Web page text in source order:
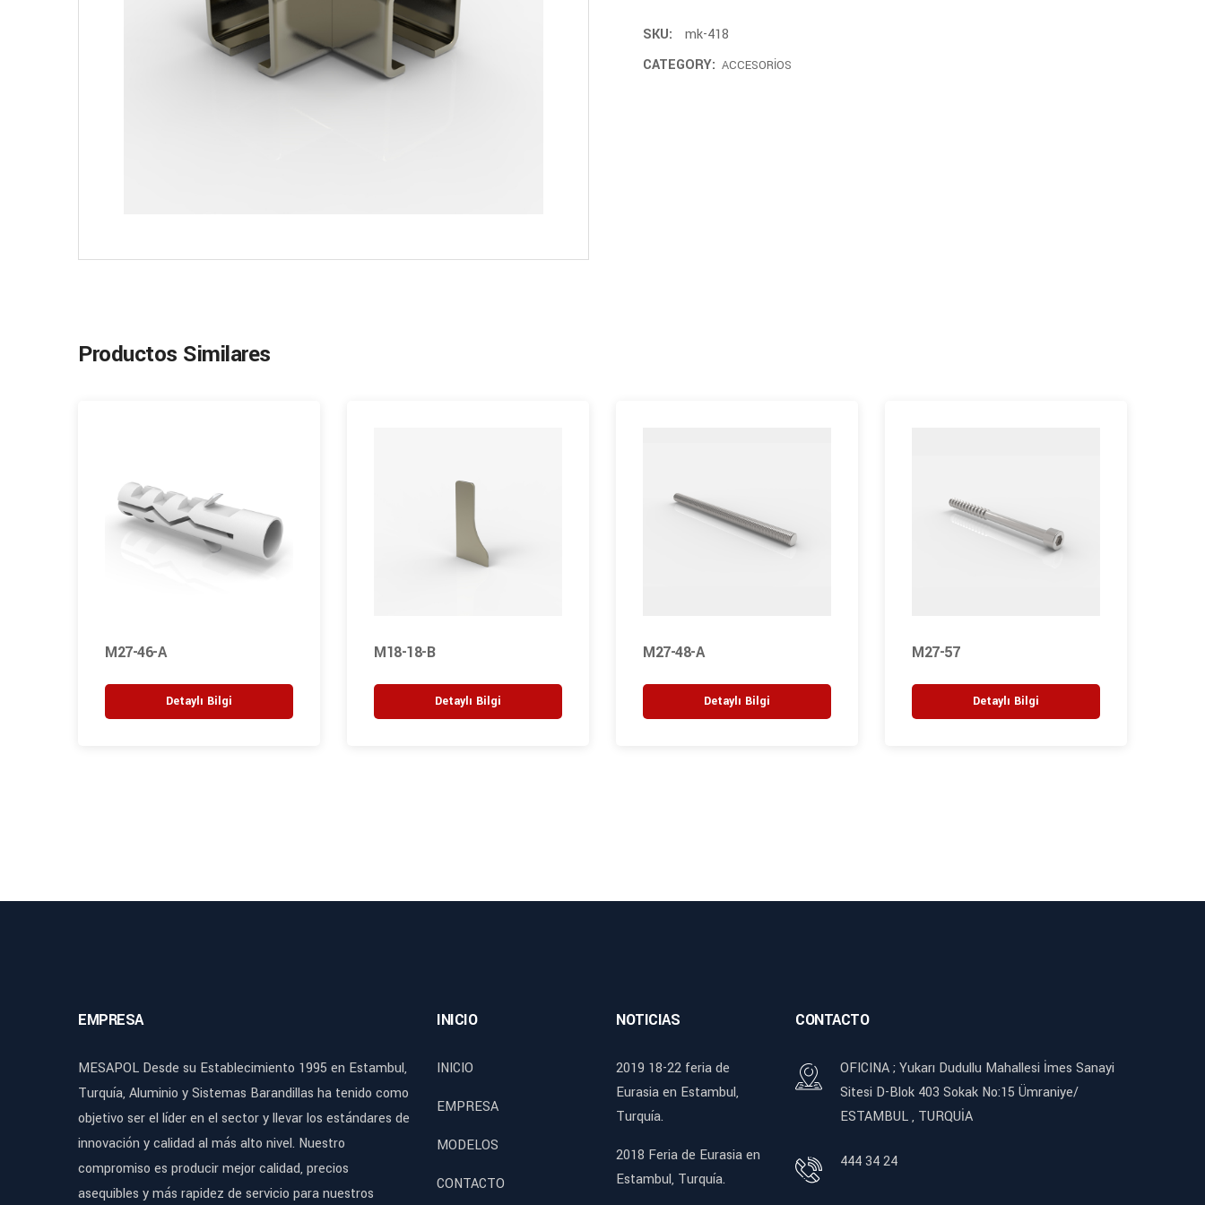
SKU:
mk-418
CATEGORY: ACCESORİOS
Productos Similares
M27-46-A
Detaylı Bilgi
M18-18-B
Detaylı Bilgi
M27-48-A
Detaylı Bilgi
M27-57
Detaylı Bilgi
EMPRESA
MESAPOL Desde su Establecimiento 1995 en Estambul,
Turquía, Aluminio y Sistemas Barandillas ha tenido como
objetivo ser el líder en el sector y llevar los estándares de
innovación y calidad al más alto nivel. Nuestro
compromiso es producir mejor calidad, precios
asequibles y más rapidez de servicio para nuestros
INICIO
INICIO
EMPRESA
MODELOS
CONTACTO
NOTICIAS
2019 18-22 feria de
Eurasia en Estambul,
Turquía.
2018 Feria de Eurasia en
Estambul, Turquía.
CONTACTO
OFICINA ; Yukarı Dudullu Mahallesi İmes Sanayi
Sitesi D-Blok 403 Sokak No:15 Ümraniye/
ESTAMBUL , TURQUİA
444 34 24